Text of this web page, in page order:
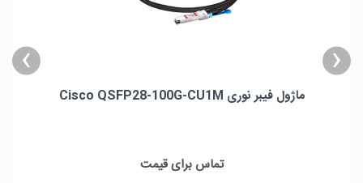
ماژول فیبر نوری Cisco QSFP28-100G-CU1M
حداکثر پهنای باند : 100Gbpsتماس برای قیمت
‹
›